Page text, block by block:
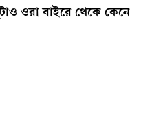
ওরা বাইরে থেকে কেনে